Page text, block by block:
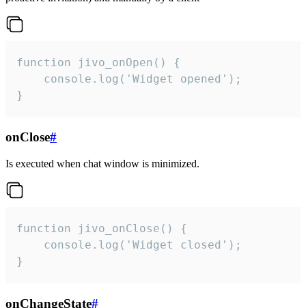
function jivo_onOpen() {
    console.log('Widget opened');
}
onClose#
Is executed when chat window is minimized.
function jivo_onClose() {
    console.log('Widget closed');
}
onChangeState#